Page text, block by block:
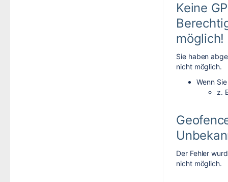
Keine
möglich!
Sie haben
nicht möglich.
Wenn
z.
Der Fehler
nicht möglich.